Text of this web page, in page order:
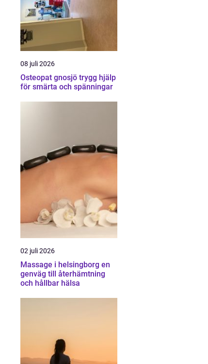
08 juli 2026
Osteopat gnosjö trygg hjälp
för smärta och spänningar
02 juli 2026
Massage i helsingborg en
genväg till återhämtning
och hållbar hälsa